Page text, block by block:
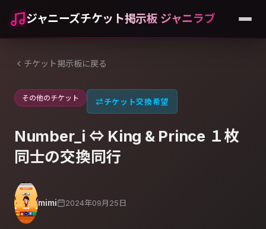
ジャニーズチケット掲示板 ジャニラブ
チケット掲示板に戻る
その他のチケット ⇄チケット交換希望
Number_i ⇔ King & Prince １枚
同士の交換同行
mimi 2024年09月25日